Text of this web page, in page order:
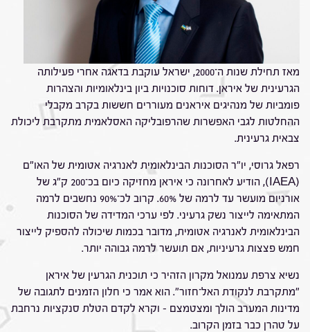
מאז תחילת שנות ה־2000, ישראל עוקבת בדאגה אחרי פעילותה
הגרעינית של איראן. דוחות סוכנויות ביון בינלאומיות והצהרות
פומביות של מנהיגים איראנים מעוררים חששות בקרב מקבלי
ההחלטות לגבי האפשרות שהרפובליקה האסלאמית מתקרבת ליכולת
צבאית גרעינית.
רפאל גרוסי, יו"ר הסוכנות הבינלאומית לאנרגיה אטומית של האו"ם
(IAEA), הודיע לאחרונה כי איראן מחזיקה כיום בכ־200 ק"ג של
אורניום מועשר עד לרמה של 60%. קרוב לכ־90% נחשבים לרמה
המתאימה לייצור נשק גרעיני. לפי ערכי המדידה של הסוכנות
הבינלאומית לאנרגיה אטומית, מדובר בכמות שיכולה להספיק לייצור
חמש פצצות גרעיניות, אם תועשר לרמה גבוהה יותר.
נשיא צרפת עמנואל מקרון הזהיר כי תוכנית הגרעין של איראן
"מתקרבת לנקודת האל־חזור". הוא אמר כי חלון הזמנים לתגובה של
מדינות המערב הולך ומצטמצם – וקרא לקדם הטלת סנקציות נרחבת
על טהרן כבר בזמן הקרוב.